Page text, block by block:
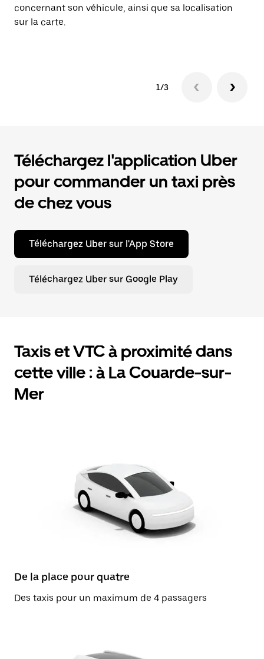
concernant son véhicule, ainsi que sa localisation
sur la carte.
1/3
Téléchargez l'application Uber
pour commander un taxi près
de chez vous
Téléchargez Uber sur l'App Store
Téléchargez Uber sur Google Play
Taxis et VTC à proximité dans
cette ville : à La Couarde-sur-
Mer
De la place pour quatre
Des taxis pour un maximum de 4 passagers